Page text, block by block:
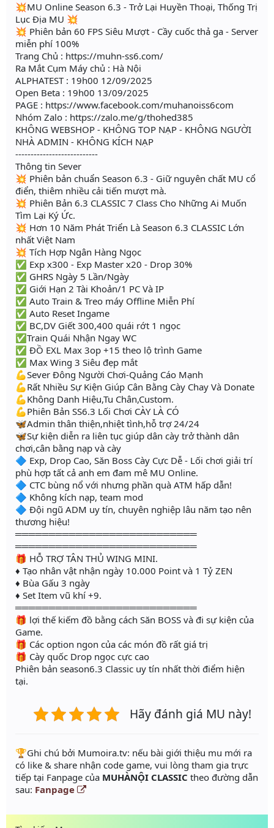
💥MU Online Season 6.3 - Trở Lại Huyền Thoại, Thống Trị
Lục Địa MU 💥
💥 Phiên bản 60 FPS Siêu Mượt - Cầy cuốc thả ga - Server
miễn phí 100%
Trang Chủ : https://muhn-ss6.com/
Ra Mắt Cụm Máy chủ : Hà Nội
ALPHATEST : 19h00 12/09/2025
Open Beta : 19h00 13/09/2025
PAGE : https://www.facebook.com/muhanoiss6com
Nhóm Zalo : https://zalo.me/g/thohed385
KHÔNG WEBSHOP - KHÔNG TOP NẠP - KHÔNG NGƯỜI
NHÀ ADMIN - KHÔNG KÍCH NẠP
---------------------------
Thông tin Sever
💥 Phiên bản chuẩn Season 6.3 - Giữ nguyên chất MU cổ
điển, thiêm nhiều cải tiến mượt mà.
💥 Phiên Bản 6.3 CLASSIC 7 Class Cho Những Ai Muốn
Tìm Lại Ký Ức.
💥 Hơn 10 Năm Phát Triển Là Season 6.3 CLASSIC Lớn
nhất Việt Nam
💥 Tích Hợp Ngân Hàng Ngọc
✅ Exp x300 - Exp Master x20 - Drop 30%
✅ GHRS Ngày 5 Lần/Ngày
✅ Giới Hạn 2 Tài Khoản/1 PC Và IP
✅ Auto Train & Treo máy Offline Miễn Phí
✅ Auto Reset Ingame
✅ BC,DV Giết 300,400 quái rớt 1 ngọc
✅Train Quái Nhận Ngay WC
✅ ĐỒ EXL Max 3op +15 theo lộ trình Game
✅ Max Wing 3 Siêu đẹp mắt
💪Sever Đông Người Chơi-Quảng Cáo Mạnh
💪Rất Nhiều Sự Kiện Giúp Cân Bằng Cày Chay Và Donate
💪Không Danh Hiệu,Tu Chân,Custom.
💪Phiên Bản SS6.3 Lối Chơi CÀY LÀ CÓ
🦋Admin thân thiện,nhiệt tình,hỗ trợ 24/24
🦋Sự kiện diễn ra liên tục giúp dân cày trở thành dân
chơi,cân bằng nạp và cày
🔷 Exp, Drop Cao, Săn Boss Cày Cực Dễ - Lối chơi giải trí
phù hợp tất cả anh em đam mê MU Online.
🔷 CTC bùng nổ với nhưng phần quà ATM hấp dẫn!
🔷 Không kích nạp, team mod
🔷 Đội ngũ ADM uy tín, chuyên nghiệp lâu năm tạo nên
thương hiệu!
═══════════════════════════
═══════════════════════════
🎁 HỖ TRỢ TÂN THỦ WING MINI.
♦ Tạo nhân vật nhận ngày 10.000 Point và 1 Tỷ ZEN
♦ Bùa Gấu 3 ngày
♦ Set Item vũ khí +9.
═══════════════════════════
🎁 lợi thế kiếm đồ bằng cách Săn BOSS và đi sự kiện của
Game.
🎁 Các option ngon của các món đồ rất giá trị
🎁 Cày quốc Drop ngọc cực cao
Phiên bản season6.3 Classic uy tín nhất thời điểm hiện
tại.
Hãy đánh giá MU này!
️🏆Ghi chú bởi Mumoira.tv: nếu bài giới thiệu mu mới ra
có like & share nhận code game, vui lòng tham gia trực
tiếp tại Fanpage của MUHÀNỘI CLASSIC theo đường dẫn
sau: Fanpage